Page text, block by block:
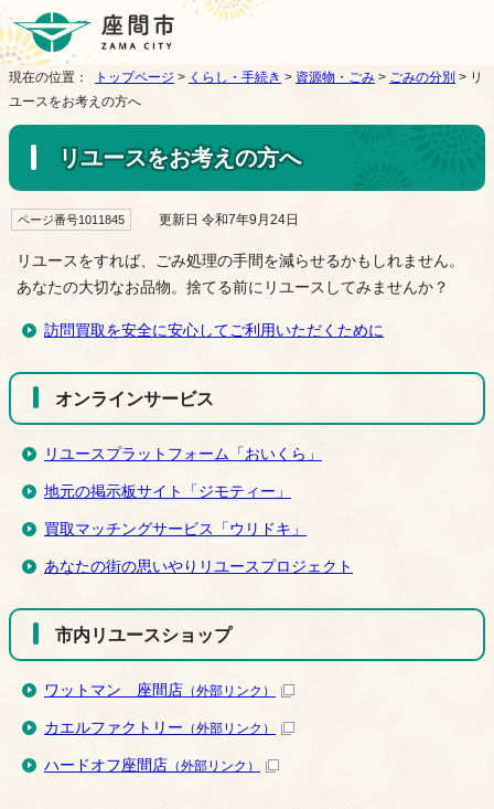
現在の位置： トップページ > くらし・手続き > 資源物・ごみ > ごみの分別 > リ
ユースをお考えの方へ
リユースをお考えの方へ
ページ番号1011845 更新日 令和7年9月24日
リユースをすれば、ごみ処理の手間を減らせるかもしれません。
あなたの大切なお品物。捨てる前にリユースしてみませんか？
訪問買取を安全に安心してご利用いただくために
オンラインサービス
リユースプラットフォーム「おいくら」
地元の掲示板サイト「ジモティー」
買取マッチングサービス「ウリドキ」
あなたの街の思いやりリユースプロジェクト
市内リユースショップ
ワットマン 座間店 （外部リンク）
カエルファクトリー （外部リンク）
ハードオフ座間店 （外部リンク）